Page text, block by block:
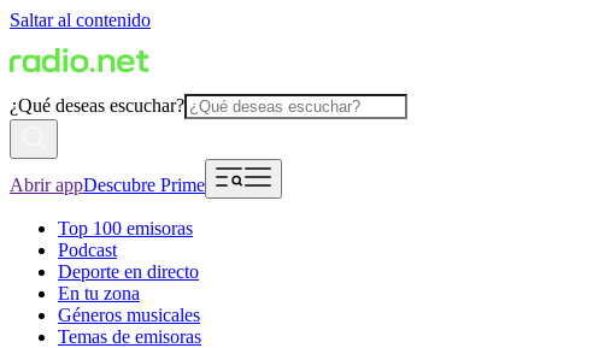
Saltar al contenido
¿Qué deseas escuchar?
Abrir appDescubre Prime
Top 100 emisoras
Podcast
Deporte en directo
En tu zona
Géneros musicales
Temas de emisoras